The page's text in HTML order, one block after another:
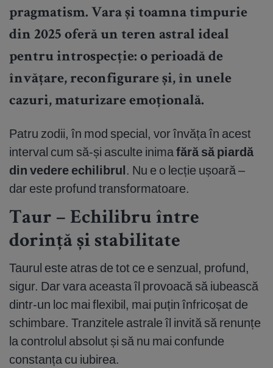
pragmatism. Vara și toamna timpurie
din 2025 oferă un teren astral ideal
pentru introspecție: o perioadă de
învățare, reconfigurare și, în unele
cazuri, maturizare emoțională.
Patru zodii, în mod special, vor învăța în acest
interval cum să-și asculte inimafără să piardă
din vedere echilibrul. Nu e o lecție ușoară –
dar este profund transformatoare.
Taur – Echilibru între
dorință și stabilitate
Taurul este atras de tot ce e senzual, profund,
sigur. Dar vara aceasta îl provoacă să iubească
dintr-un loc mai flexibil, mai puțin înfricoșat de
schimbare. Tranzitele astrale îl invită să renunțe
la controlul absolut și să nu mai confunde
constanța cu iubirea.